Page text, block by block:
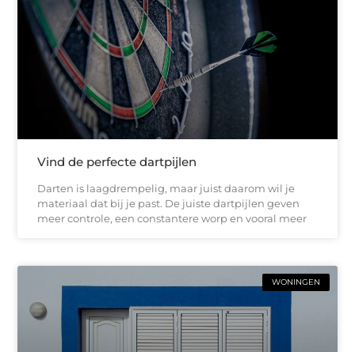
Vind de perfecte dartpijlen
Darten is laagdrempelig, maar juist daarom wil je
materiaal dat bij je past. De juiste dartpijlen geven
meer controle, een constantere worp en vooral meer
WONINGEN